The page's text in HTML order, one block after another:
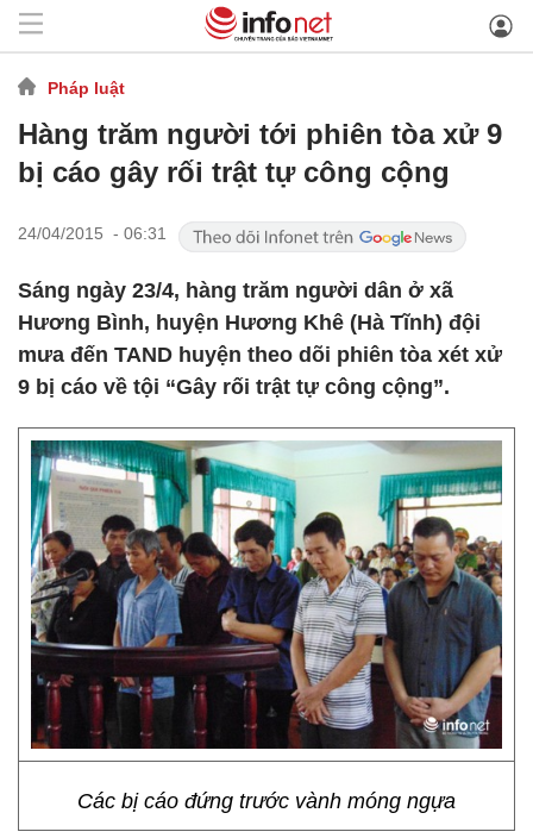
Pháp luật
Hàng trăm người tới phiên tòa xử 9
bị cáo gây rối trật tự công cộng
24/04/2015 - 06:31
Sáng ngày 23/4, hàng trăm người dân ở xã
Hương Bình, huyện Hương Khê (Hà Tĩnh) đội
mưa đến TAND huyện theo dõi phiên tòa xét xử
9 bị cáo về tội “Gây rối trật tự công cộng”.
Các bị cáo đứng trước vành móng ngựa